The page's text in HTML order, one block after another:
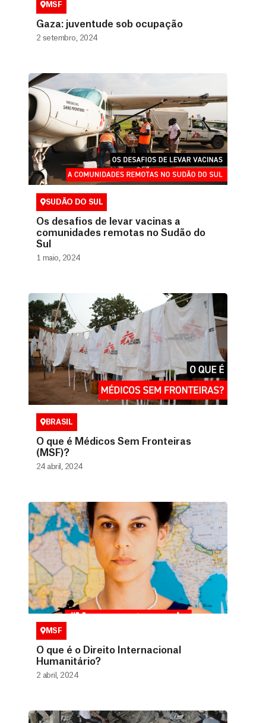
MSF
Gaza: juventude sob ocupação
2 setembro, 2024
SUDÃO DO SUL
Os desafios de levar vacinas a
comunidades remotas no Sudão do
Sul
1 maio, 2024
BRASIL
O que é Médicos Sem Fronteiras
(MSF)?
24 abril, 2024
MSF
O que é o Direito Internacional
Humanitário?
2 abril, 2024